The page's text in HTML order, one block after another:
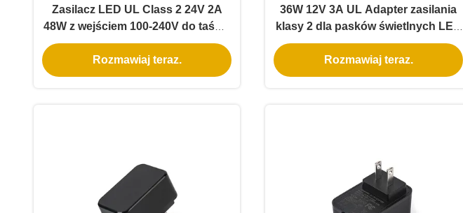
Zasilacz LED UL Class 2 24V 2A
48W z wejściem 100-240V do taśmy
LED
Rozmawiaj teraz.
36W 12V 3A UL Adapter zasilania
klasy 2 dla pasków świetlnych LED
z 3 letnią gwarancją i bezpiecznym
niskim napięciem
Rozmawiaj teraz.